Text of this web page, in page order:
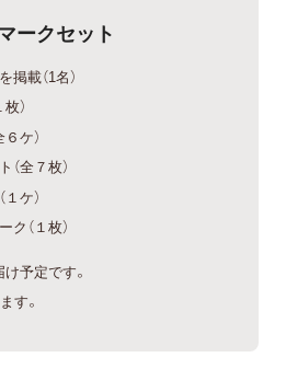
ークセット
載（1名）
）
ケ）
全７枚）
ケ）
（１枚）
予定です。
す。